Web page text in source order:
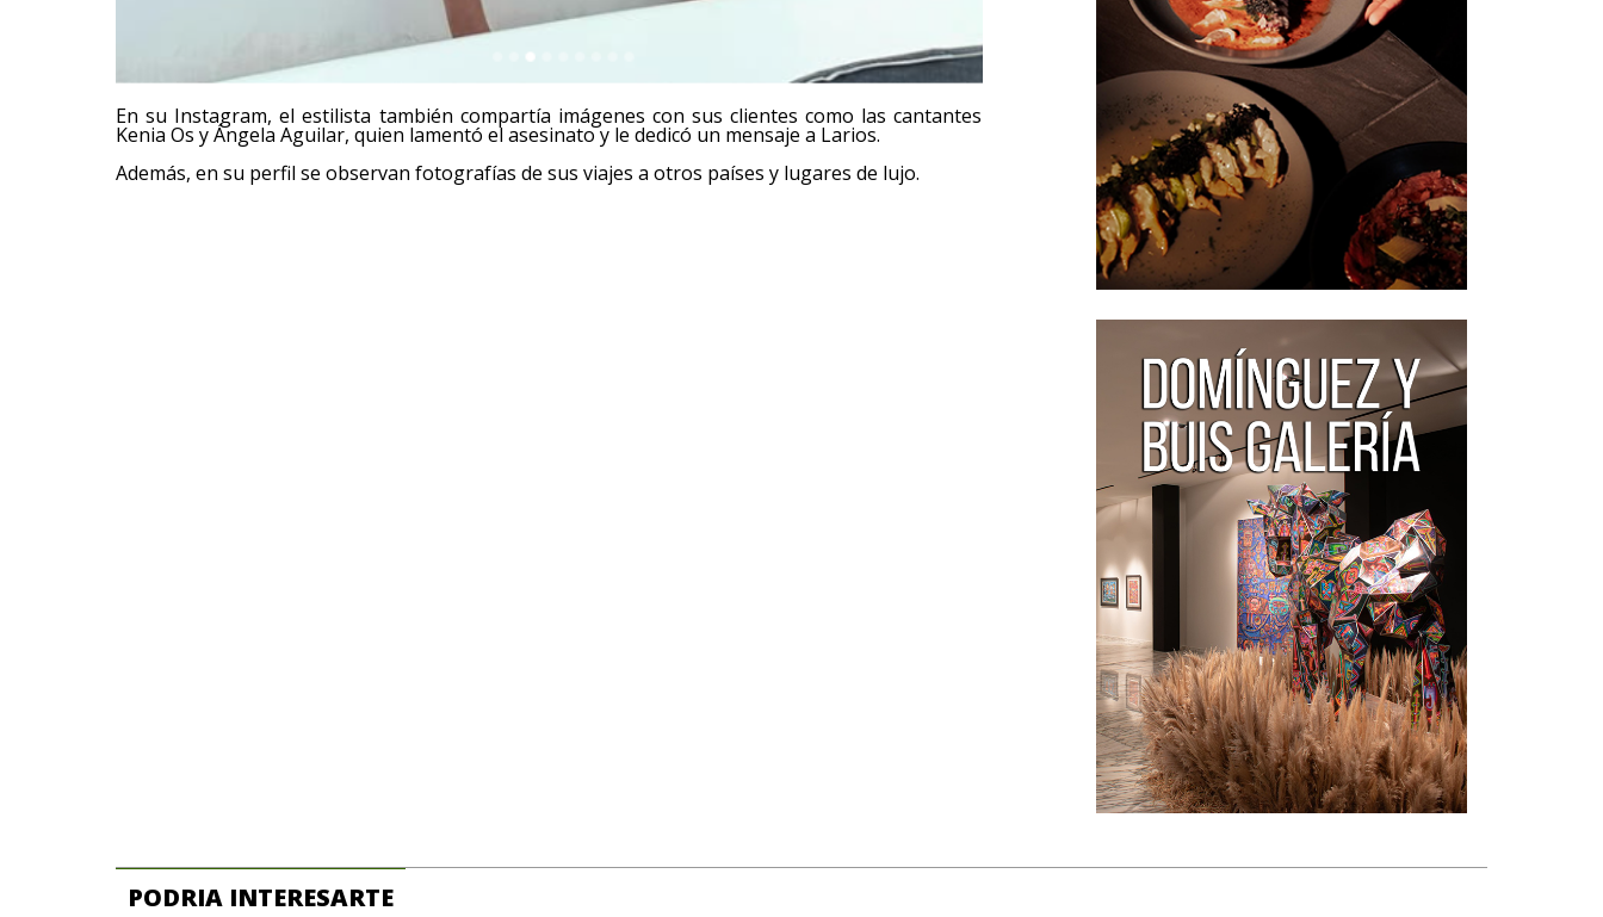
En su Instagram, el estilista también compartía imágenes con sus clientes como las cantantes
Kenia Os y Ángela Aguilar, quien lamentó el asesinato y le dedicó un mensaje a Larios.
Además, en su perfil se observan fotografías de sus viajes a otros países y lugares de lujo.
PODRIA INTERESARTE